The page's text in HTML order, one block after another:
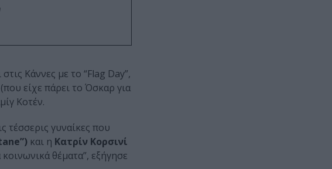
Κάννες με το “Flag Day”,
(που είχε πάρει το Όσκαρ για
Κοτέν.
τέσσερις γυναίκες που
και η Κατρίν Κορσινί
θέματα”, εξήγησε